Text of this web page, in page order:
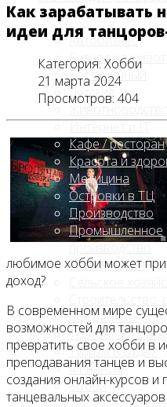
Автобизнес
Бизнес на
Гостиничный
Детские
Животноводство
Кафе / ресторан
Красота и
Медицина
Островки в ТЦ
Производство
Промышленное
производство
Развлечения
Сфера услуг
Торговля и
Туризм и отдых
Финансы
Хобби
Как зарабатывать
идеи для
Категория: Хобби
21 марта 2024
Просмотров: 404
любимое хобби может
доход?
В современном мире
возможностей для
превратить свое хобби в
преподавания танцев и
создания онлайн-курсов
танцевальных